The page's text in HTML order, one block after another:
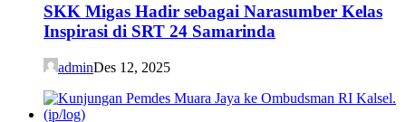
SKK Migas Hadir sebagai Narasumber Kelas
Inspirasi di SRT 24 Samarinda
adminDes 12, 2025